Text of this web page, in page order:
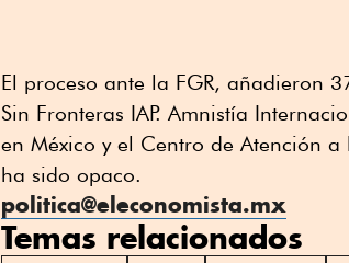
El proceso ante la FGR, añadieron
Sin Fronteras IAP. Amnistía
en México y el Centro de Atención
ha sido opaco.
politica@eleconomista.mx
Temas relacionados